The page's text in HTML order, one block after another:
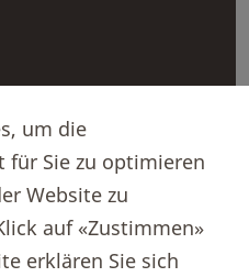
um die
für Sie zu optimieren
Website zu
auf «Zustimmen»
erklären Sie sich